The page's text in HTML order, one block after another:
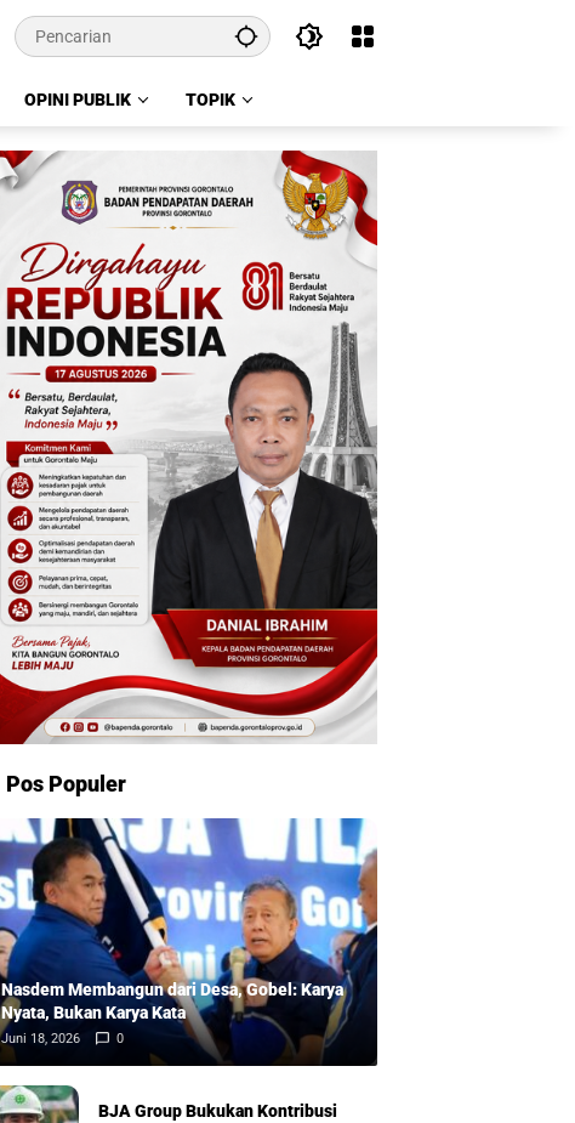
OPINI PUBLIK TOPIK
Pos Populer
Nasdem Membangun dari Desa, Gobel: Karya
Nyata, Bukan Karya Kata
Juni 18, 2026 0
BJA Group Bukukan Kontribusi